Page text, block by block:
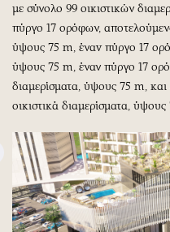
με σύνολο 99 οικιστικών
πύργο 17 ορόφων,
ύψους 75 m, έναv πύργο 17
ύψους 75 m, έναν πύργο 17
διαμερίσματα, ύψους 75 m,
οικιστικά διαμερίσματα,